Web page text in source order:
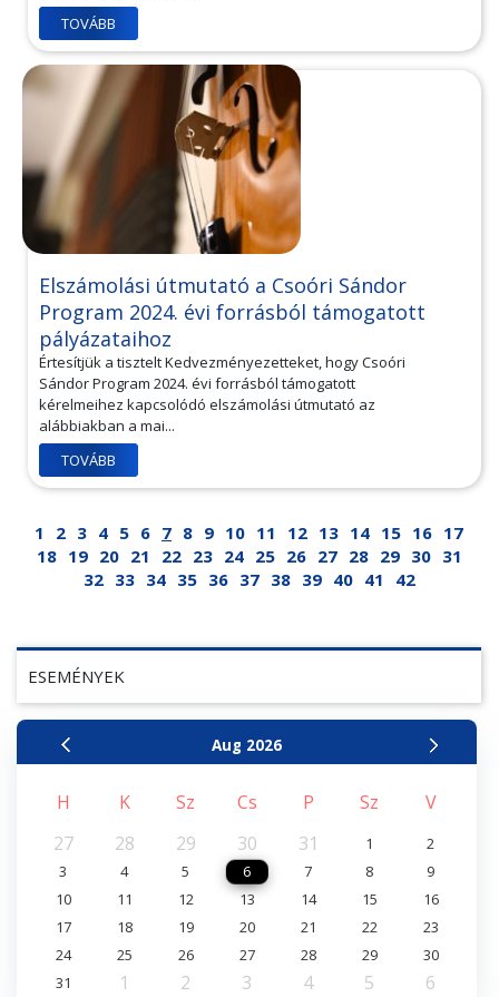
ESEMÉNYEK
Aug 2026
H K Sz Cs P Sz
V
27
28 29 30 31 1
2
3
4 5 6 7 8
9
10
11 12 13 14 15
16
17
18 19 20 21 22
23
24
25 26 27 28 29
30
31
1 2 3 4 5 6
TOVÁBB
Elszámolási útmutató a Csoóri Sándor
Program 2024. évi forrásból támogatott
pályázataihoz
Értesítjük a tisztelt Kedvezményezetteket, hogy Csoóri
Sándor Program 2024. évi forrásból támogatott
kérelmeihez kapcsolódó elszámolási útmutató az
alábbiakban a mai...
TOVÁBB
1 2 3 4 5 6 7 8 9 10 11 12 13 14 15 16 17
18 19 20 21 22 23 24 25 26 27 28 29 30 31
32 33 34 35 36 37 38 39 40 41 42